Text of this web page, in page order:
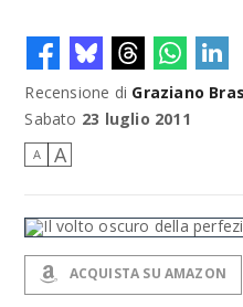
DIEGO ZANDEL GLI ANNI DI PIETRA
Recensione di Graziano
Sabato 23 luglio 2011
A A
ACQUISTA SU AMAZON